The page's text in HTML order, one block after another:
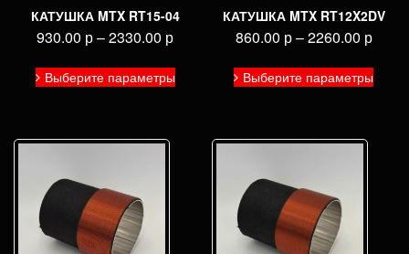
КАТУШКА MTX RT15-04
930.00 р–2330.00 р
Выберите параметры
Этот
товар
вариаций.
КАТУШКА MTX RT12X2DV
860.00 р–2260.00 р
Выберите параметры
Этот
товар